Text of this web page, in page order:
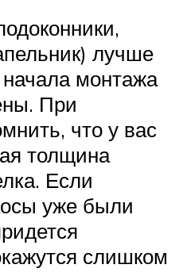
лучше
монтажа
При
что у вас
толщина
Если
уже были
слишком